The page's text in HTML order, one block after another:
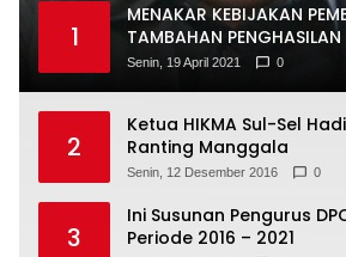
1
MENAKAR KEBIJAKAN
TAMBAHAN
Senin, 19 April 2021 0
2
Ketua HIKMA Sul-Sel
Ranting Manggala
Senin, 12 Desember 2016 0
3
Ini Susunan Pengurus
Periode 2016 – 2021